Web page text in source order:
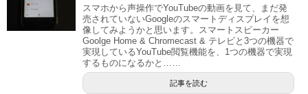
スマホから声操作でYouTubeの動画を見て、まだ発
売されていないGoogleのスマートディスプレイを想
像してみようかと思います。スマートスピーカー
Goolge Home & Chromecast & テレビと3つの機器で
実現しているYouTube閲覧機能を、1つの機器で実現
するものになるかと……
記事を読む